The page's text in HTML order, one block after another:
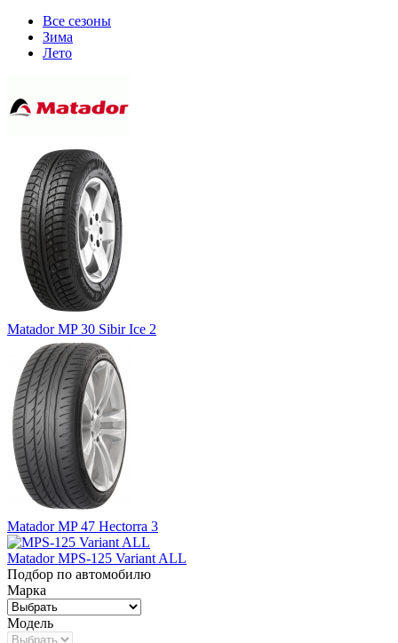
Все сезоны
Зима
Лето
Matador MP 30 Sibir Ice 2
Matador MP 47 Hectorra 3
Matador MPS-125 Variant ALL
Подбор по автомобилю
Марка
Модель